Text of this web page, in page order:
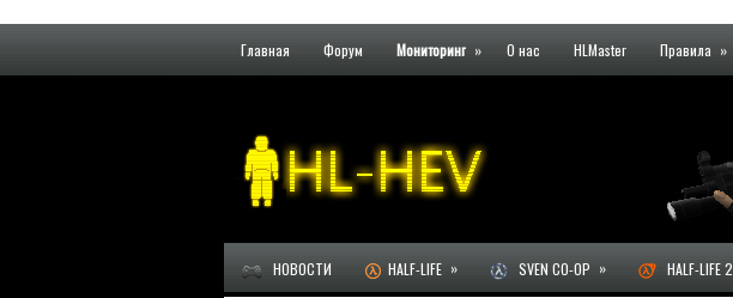
Главная Форум Мониторинг » О нас HLMaster Правила »
НОВОСТИ HALF-LIFE » SVEN CO-OP » HALF-LIFE 2